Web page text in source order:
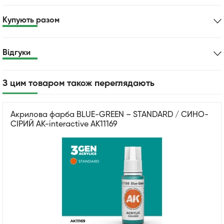
Купують разом
Відгуки
З цим товаром також переглядають
Акрилова фарба BLUE-GREEN – STANDARD / СИНО-
СІРИЙ AK-interactive AK11169